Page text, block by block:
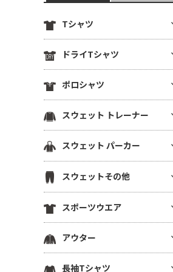
Tシャツ
定番無地Tシャツ
薄手Tシャツ(4.9oz以下)
中肉厚Tシャツ(5～5.5oz)
4oz)
VネックTシャツ
ポケットTシャツ
オーガニック・天然素材Tシャ
ツ
リサイクル素材Tシャツ
7分袖・5分袖（ハーフスリー
ドライTシャツ
定番無地ドライTシャツ
ドライTシャツ(半袖)
ドライTシャツ(長袖)
ドライノースリーブTシャツ
ドライTシャツその他
ポロシャツ
ドライポロシャツ(半袖)
ドライポロシャツ(長袖)
綿ポロシャツ(半袖)
綿ポロシャツ(長袖)
鹿の子ポロシャツ
ポケ無しポロシャツ
ポケ付きポロシャツ
ボタンダウンポロシャツ
スウェット トレーナー
薄手トレーナー(8.9oz以下)
中肉トレーナー(9～10.9oz)
厚手トレーナー(11oz～)
裏毛(裏パイル)トレーナー
裏起毛トレーナー
ドライスウェット トレーナー
ビッグシルエット トレーナー
スウェット パーカー
プルオーバーパーカー
ジップパーカー
薄手パーカー(8.9oz以下)
中肉パーカー(9～10.9oz)
厚手パーカー(11oz～)
裏毛(裏パイル)パーカー
スウェットその他
スウェットパンツ
スウェットショーツ
スウェットジャケット
スポーツウエア
スポーツウエア トップス(半袖)
スポーツウエア トップス(長袖)
スポーツウエア ノースリーブ
アウター
ブルゾン(裏地なし)
長袖Tシャツ